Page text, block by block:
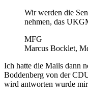
Wir werden die
nehmen, das
MFG
Marcus Bocklet,
Ich hatte die Mails dann
Boddenberg von der
wird antworten wurde